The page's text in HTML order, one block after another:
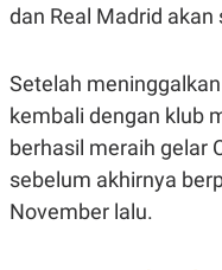
A
A
A
G
K
O
N
T
A
L
I
P
S
U
dan Real Madrid
Setelah
kembali dengan klub
berhasil meraih gelar
sebelum akhirnya
November lalu.